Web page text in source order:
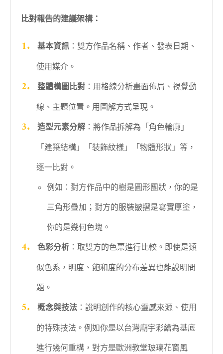
比對報告的建議架構：
基本資訊：雙方作品名稱、作者、發表日期、
使用媒介。
整體構圖比對：用格線分析畫面佈局、視覺動
線、主題位置。用圖解方式呈現。
造型元素分解：將作品拆解為「角色輪廓」
「建築結構」「裝飾紋樣」「物體形狀」等，
逐一比對。
例如：對方作品中的樹是圓形團狀，你的是
三角形疊加；對方的服裝皺摺是寫實厚塗，
你的是幾何色塊。
色彩分析：取雙方的色票進行比較。即使是類
似色系，明度、飽和度的分布差異也能說明問
題。
概念與技法：說明創作的核心靈感來源、使用
的特殊技法。例如你是以台灣廟宇彩繪為基底
進行幾何重構，對方是歐洲教堂玻璃花窗風